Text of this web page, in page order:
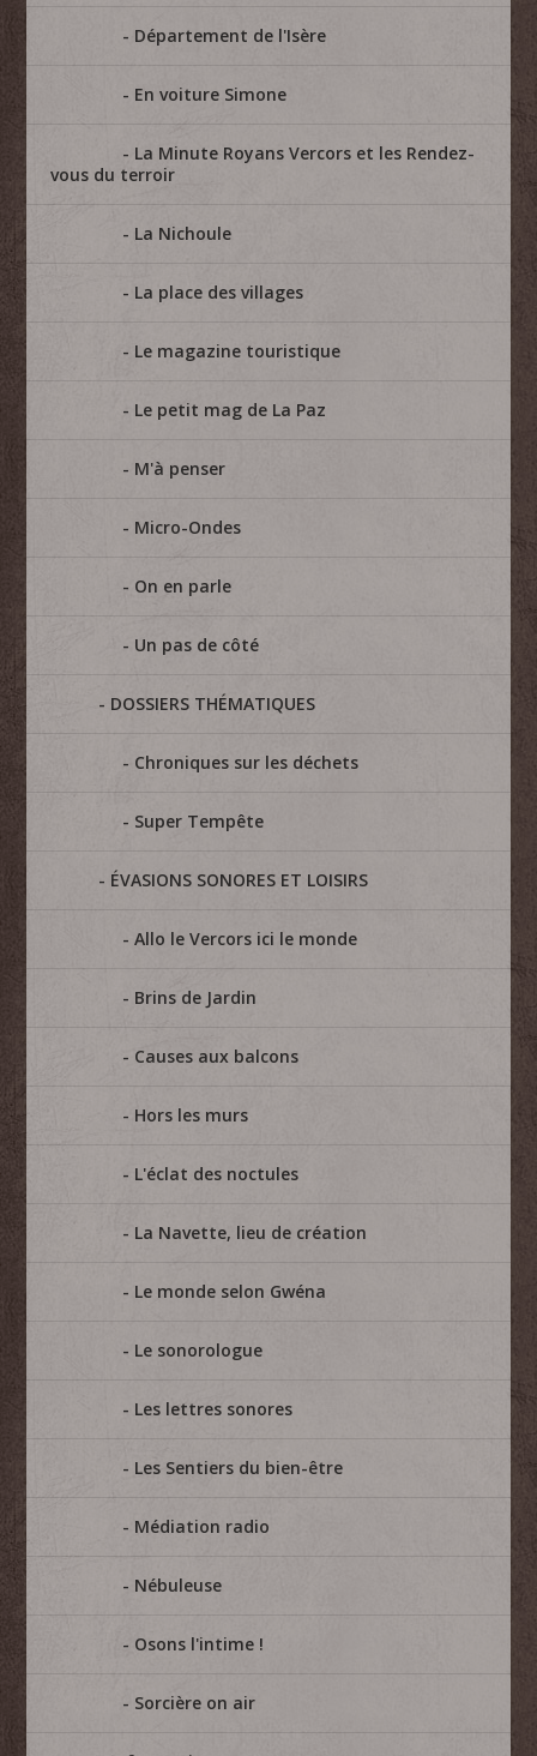
Département de l'Isère
En voiture Simone
La Minute Royans Vercors et les Rendez-
vous du terroir
La Nichoule
La place des villages
Le magazine touristique
Le petit mag de La Paz
M'à penser
Micro-Ondes
On en parle
Un pas de côté
DOSSIERS THÉMATIQUES
Chroniques sur les déchets
Super Tempête
ÉVASIONS SONORES ET LOISIRS
Allo le Vercors ici le monde
Brins de Jardin
Causes aux balcons
Hors les murs
L'éclat des noctules
La Navette, lieu de création
Le monde selon Gwéna
Le sonorologue
Les lettres sonores
Les Sentiers du bien-être
Médiation radio
Nébuleuse
Osons l'intime !
Sorcière on air